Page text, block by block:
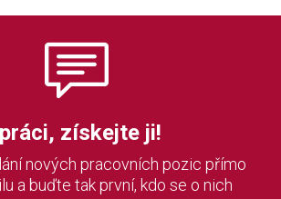
získejte ji!
nových pracovních pozic přímo
a buďte tak první, kdo se o nich